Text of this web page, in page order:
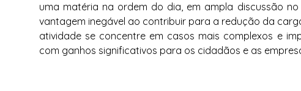
uma matéria na ordem do dia, em ampla discussão
vantagem inegável ao contribuir para a redução da
atividade se concentre em casos mais complexos e
com ganhos significativos para os cidadãos e as